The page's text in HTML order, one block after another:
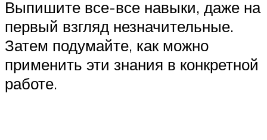
Выпишите все-все навыки, даже на
первый взгляд незначительные.
Затем подумайте, как можно
применить эти знания в конкретной
работе.